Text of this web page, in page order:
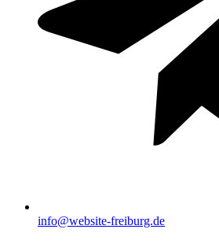
info@website-freiburg.de